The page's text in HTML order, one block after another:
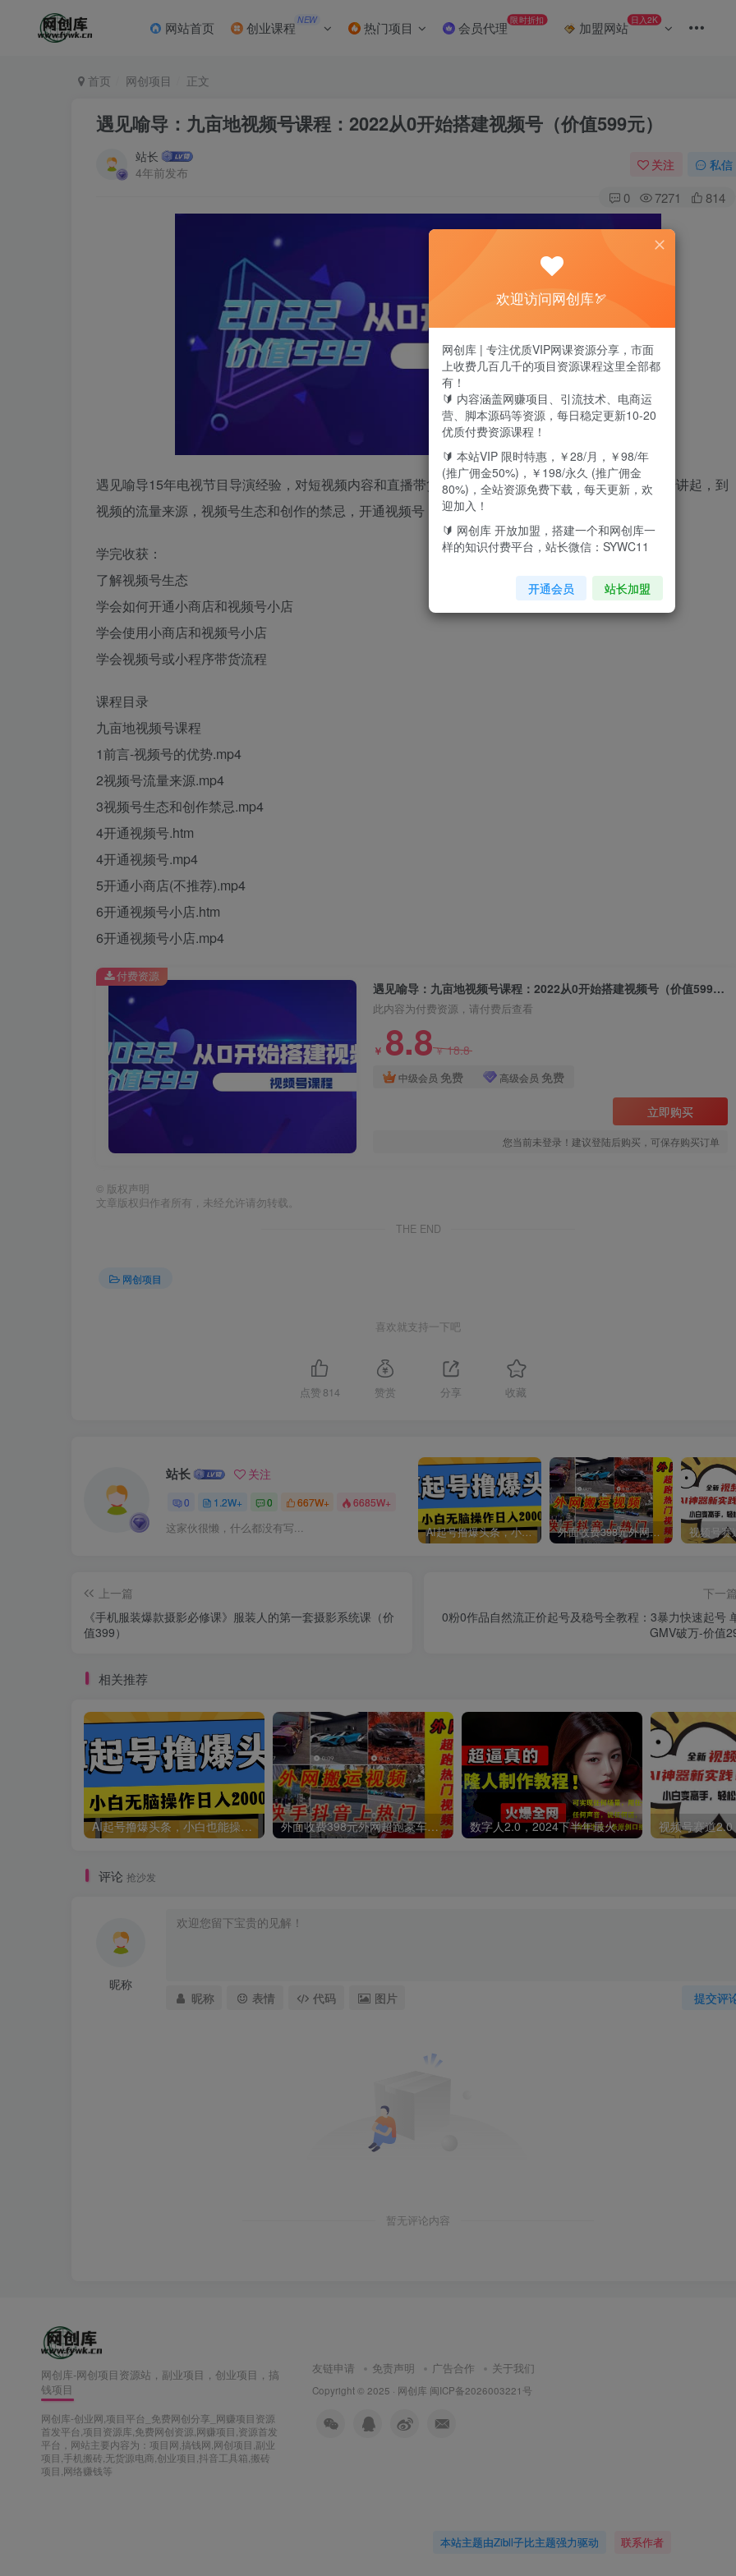
网站首页 创业课程 NEW 热门项目 会员代理 限时折扣 加盟网站 日入2K
首页 网创项目 正文
遇见喻导：九亩地视频号课程：2022从0开始搭建视频号（价值599元）
站长
4年前发布
关注 私信
0 7271 814
遇见喻导15年电视节目导演经验，对短视频内容和直播带货拥有独特见解，课程从视频号的优势开始讲起，到
视频的流量来源，视频号生态和创作的禁忌，开通视频号，开通小商店、开通视频号小店实操流程
学完收获：
了解视频号生态
学会如何开通小商店和视频号小店
学会使用小商店和视频号小店
学会视频号或小程序带货流程
课程目录
九亩地视频号课程
1前言-视频号的优势.mp4
2视频号流量来源.mp4
3视频号生态和创作禁忌.mp4
4开通视频号.htm
4开通视频号.mp4
5开通小商店(不推荐).mp4
6开通视频号小店.htm
6开通视频号小店.mp4
遇见喻导：九亩地视频号课程：2022从0开始搭建视频号（价值599元）
此内容为付费资源，请付费后查看
￥ 8.8￥18.8
中级会员 免费 高级会员 免费
立即购买
您当前未登录！建议登陆后购买，可保存购买订单
付费资源
© 版权声明
文章版权归作者所有，未经允许请勿转载。
THE END
网创项目
喜欢就支持一下吧
点赞 814 赞赏 分享 收藏
站长 关注
0 1.2W+ 0 667W+ 6685W+
这家伙很懒，什么都没有写... AI起号撸爆头条，小白也能操作，日入2000+ 外面收费398元外网超跑豪车汽车视频搬运至快手抖音上热门项目
上一篇
《手机服装爆款摄影必修课》服装人的第一套摄影系统课（价
值399）
下一
0粉0作品自然流正价起号及稳号全教程：3暴力快速起号
GMV破万-价值
相关推荐
AI起号撸爆头条，小白也能操作，日入2000+ 外面收费398元外网超跑豪车汽车视频搬运至快手抖音上热门项目 数字人2.0，2024下半年最火项目，无限免费生成视频，可实现任何场景，用任何形象，任何声音，说任何话，5分钟生成一条原创口播视频。
评论 抢沙发
昵称
提交评
昵称 表情 代码 图片
暂无评论内容
网创库-网创项目资源站，副业项目，创业项目，搞
钱项目
网创库-创业网,项目平台_免费网创分享_网赚项目资源
首发平台,项目资源库,免费网创资源,网赚项目,资源首发
平台，网站主要内容为：项目网,搞钱网,网创项目,副业
项目,手机搬砖,无货源电商,创业项目,抖音工具箱,搬砖
项目,网络赚钱等
友链申请 免责声明 广告合作 关于我们
Copyright © 2025 · 网创库 闽ICP备2026003221号
欢迎访问网创库🏹
网创库 | 专注优质VIP网课资源分享，市面
上收费几百几千的项目资源课程这里全部都
有！
🔰 内容涵盖网赚项目、引流技术、电商运
营、脚本源码等资源，每日稳定更新10-20
优质付费资源课程！
🔰 本站VIP 限时特惠，￥28/月，￥98/年
(推广佣金50%)，￥198/永久 (推广佣金
80%)，全站资源免费下载，每天更新，欢
迎加入！
🔰 网创库 开放加盟，搭建一个和网创库一
样的知识付费平台，站长微信：SYWC11
开通会员 站长加盟
本站主题由Zibll子比主题强力驱动 联系作者